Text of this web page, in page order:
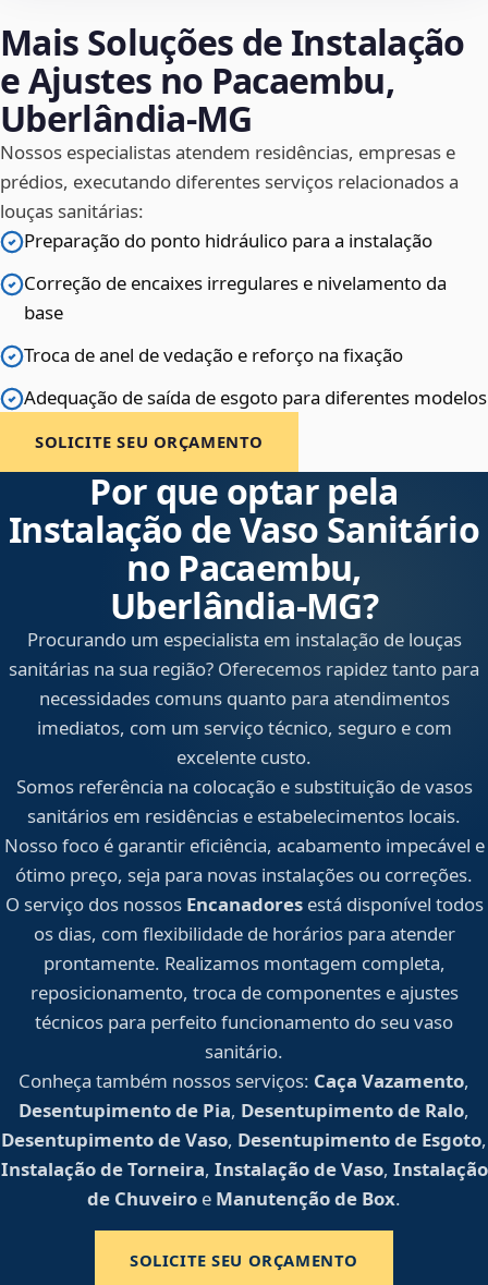
Mais Soluções de Instalação
e Ajustes no Pacaembu,
Uberlândia‑MG
Nossos especialistas atendem residências, empresas e
prédios, executando diferentes serviços relacionados a
louças sanitárias:
Preparação do ponto hidráulico para a instalação
Correção de encaixes irregulares e nivelamento da
base
Troca de anel de vedação e reforço na fixação
Adequação de saída de esgoto para diferentes modelos
SOLICITE SEU ORÇAMENTO
Por que optar pela
Instalação de Vaso Sanitário
no Pacaembu,
Uberlândia‑MG?
Procurando um especialista em instalação de louças
sanitárias na sua região? Oferecemos rapidez tanto para
necessidades comuns quanto para atendimentos
imediatos, com um serviço técnico, seguro e com
excelente custo.
Somos referência na colocação e substituição de vasos
sanitários em residências e estabelecimentos locais.
Nosso foco é garantir eficiência, acabamento impecável e
ótimo preço, seja para novas instalações ou correções.
O serviço dos nossos Encanadoresestá disponível todos
os dias, com flexibilidade de horários para atender
prontamente. Realizamos montagem completa,
reposicionamento, troca de componentes e ajustes
técnicos para perfeito funcionamento do seu vaso
sanitário.
Conheça também nossos serviços: Caça Vazamento,
Desentupimento de Pia, Desentupimento de Ralo,
Desentupimento de Vaso, Desentupimento de Esgoto,
Instalação de Torneira, Instalação de Vaso, Instalação
de Chuveiro e Manutenção de Box.
SOLICITE SEU ORÇAMENTO